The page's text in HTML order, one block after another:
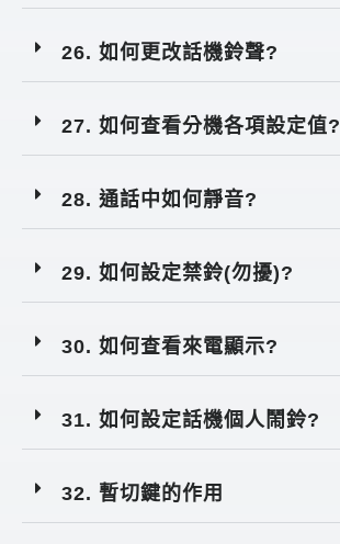
26. 如何更改話機鈴聲?
27. 如何查看分機各項設定值?
28. 通話中如何靜音?
29. 如何設定禁鈴(勿擾)?
30. 如何查看來電顯示?
31. 如何設定話機個人鬧鈴?
32. 暫切鍵的作用